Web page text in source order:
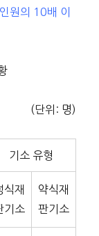
원의 10배 이
(단위: 명)
기소 유형
식재
기소
약식재
판기소